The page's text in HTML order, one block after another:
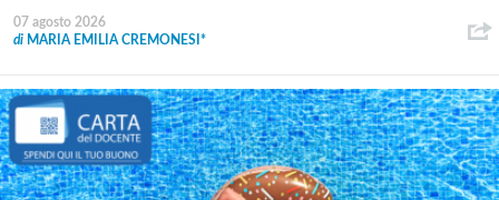
07 agosto 2026
di MARIA EMILIA CREMONESI*